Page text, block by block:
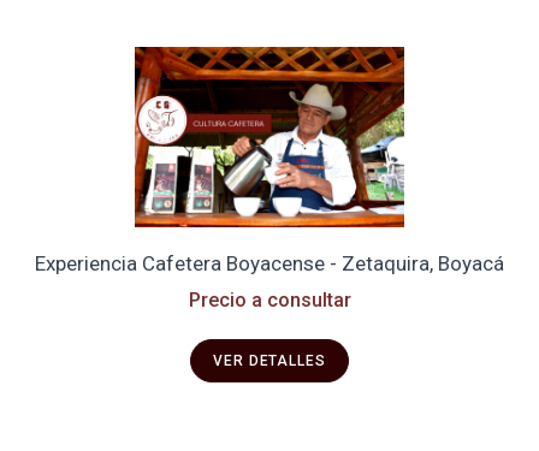
Experiencia Cafetera Boyacense - Zetaquira, Boyacá
Precio a consultar
VER DETALLES